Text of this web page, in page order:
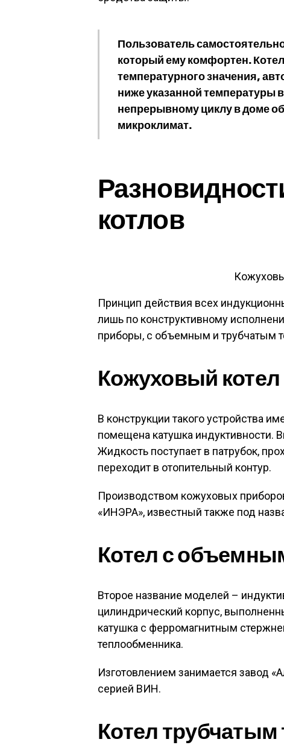
Пользователь
который ему комфортен.
температурного значения,
ниже указанной температуры
непрерывному циклу в доме
микроклимат.
котлов
Принцип действия всех
лишь по конструктивному
приборы, с объемным и трубчатым
Кожуховый котел
В конструкции такого устройства
помещена катушка индуктивности.
Жидкость поступает в патрубок,
переходит в отопительный контур.
Производством кожуховых
«ИНЭРА», известный также под
Котел с
Второе название моделей –
цилиндрический корпус,
катушка с ферромагнитным
теплообменника.
Изготовлением занимается завод
серией ВИН.
Котел